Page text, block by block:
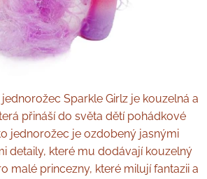
Sparkle Girlz je kouzelná a
přináší do světa dětí pohádkové
jednorožec je ozdobený jasnými
detaily, které mu dodávají kouzelný
malé princezny, které milují fantazii a